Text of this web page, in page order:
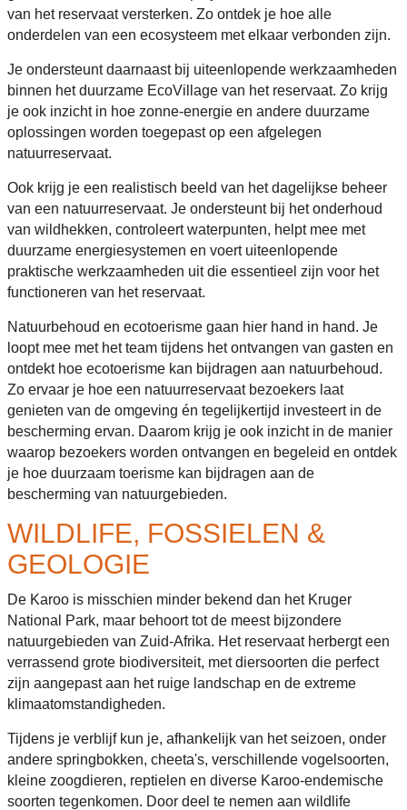
van het reservaat versterken. Zo ontdek je hoe alle
onderdelen van een ecosysteem met elkaar verbonden zijn.
Je ondersteunt daarnaast bij uiteenlopende werkzaamheden
binnen het duurzame EcoVillage van het reservaat. Zo krijg
je ook inzicht in hoe zonne-energie en andere duurzame
oplossingen worden toegepast op een afgelegen
natuurreservaat.
Ook krijg je een realistisch beeld van het dagelijkse beheer
van een natuurreservaat. Je ondersteunt bij het onderhoud
van wildhekken, controleert waterpunten, helpt mee met
duurzame energiesystemen en voert uiteenlopende
praktische werkzaamheden uit die essentieel zijn voor het
functioneren van het reservaat.
Natuurbehoud en ecotoerisme gaan hier hand in hand. Je
loopt mee met het team tijdens het ontvangen van gasten en
ontdekt hoe ecotoerisme kan bijdragen aan natuurbehoud.
Zo ervaar je hoe een natuurreservaat bezoekers laat
genieten van de omgeving én tegelijkertijd investeert in de
bescherming ervan. Daarom krijg je ook inzicht in de manier
waarop bezoekers worden ontvangen en begeleid en ontdek
je hoe duurzaam toerisme kan bijdragen aan de
bescherming van natuurgebieden.
WILDLIFE, FOSSIELEN &
GEOLOGIE
De Karoo is misschien minder bekend dan het Kruger
National Park, maar behoort tot de meest bijzondere
natuurgebieden van Zuid-Afrika. Het reservaat herbergt een
verrassend grote biodiversiteit, met diersoorten die perfect
zijn aangepast aan het ruige landschap en de extreme
klimaatomstandigheden.
Tijdens je verblijf kun je, afhankelijk van het seizoen, onder
andere springbokken, cheeta's, verschillende vogelsoorten,
kleine zoogdieren, reptielen en diverse Karoo-endemische
soorten tegenkomen. Door deel te nemen aan wildlife